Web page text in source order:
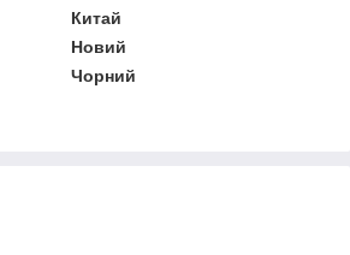
Китай
Новий
Чорний